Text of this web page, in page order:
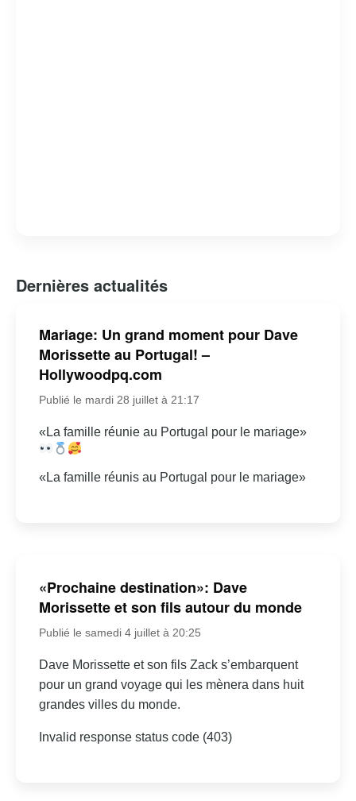
Dernières actualités
Mariage: Un grand moment pour Dave
Morissette au Portugal! –
Hollywoodpq.com
Publié le mardi 28 juillet à 21:17
«La famille réunie au Portugal pour le mariage»
«La famille réunis au Portugal pour le mariage»
«Prochaine destination»: Dave
Morissette et son fils autour du monde
Publié le samedi 4 juillet à 20:25
Dave Morissette et son fils Zack s’embarquent
pour un grand voyage qui les mènera dans huit
grandes villes du monde.
Invalid response status code (403)